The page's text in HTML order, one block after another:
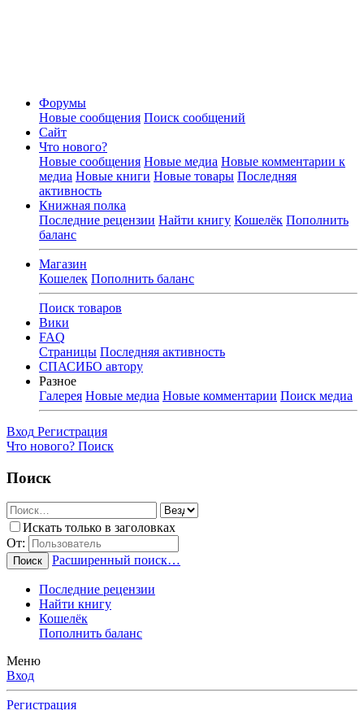
Форумы
Новые сообщения Поиск сообщений
Сайт
Что нового?
Новые сообщения Новые медиа Новые комментарии к
медиа Новые книги Новые товары Последняя
активность
Книжная полка
Последние рецензии Найти книгу Кошелёк Пополнить
баланс
Магазин
Кошелек Пополнить баланс
Поиск товаров
Вики
FAQ
Страницы Последняя активность
СПАСИБО автору
Разное
Галерея Новые медиа Новые комментарии Поиск медиа
Вход Регистрация
Что нового? Поиск
Поиск
Искать только в заголовках
От:
Поиск Расширенный поиск…
Последние рецензии
Найти книгу
Кошелёк
Пополнить баланс
Меню
Вход
Регистрация